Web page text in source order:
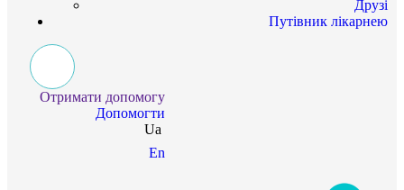
Друзі
Путівник лікарнею
Отримати допомогу
Допомогти
Ua
En